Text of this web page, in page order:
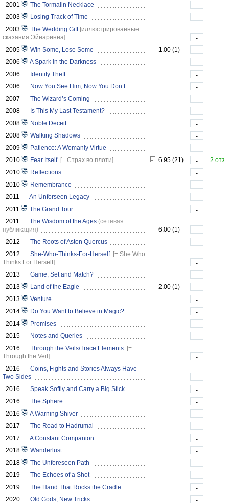
2001 The Tormalin Necklace
-
2003
Losing Track of Time
-
2003
The Wedding Gift [иллюстрированные
сказания Эйнаринна]
-
2005
Win Some, Lose Some 1.00 (1)
-
2006
A Spark in the Darkness
-
2006
Identify Theft
-
2006
Now You See Him, Now You Don’t
-
2007
The Wizard’s Coming
-
2008
Is This My Last Testament?
-
2008
Noble Deceit
-
2008
Walking Shadows
-
2009
Patience: A Womanly Virtue
-
2010
Fear Itself [= Страх во плоти] 6.95 (21) -
2 отз.
2010
Reflections
-
2010
Remembrance
-
2011
An Unforseen Legacy
-
2011
The Grand Tour
-
2011
The Wisdom of the Ages (сетевая
публикация)
6.00 (1)
-
2012
The Roots of Aston Quercus
-
2012
She-Who-Thinks-For-Herself [= She Who
Thinks For Herself]
-
2013
Game, Set and Match?
-
2013
Land of the Eagle 2.00 (1)
-
2013
Venture
-
2014
Do You Want to Believe in Magic?
-
2014
Promises
-
2015
Notes and Queries
-
2016
Through the Veils/Trace Elements [=
Through the Veil]
-
2016
Coins, Fights and Stories Always Have
Two Sides
-
2016
Speak Softly and Carry a Big Stick
-
2016
The Sphere
-
2016
A Warning Shiver
-
2017
The Road to Hadrumal
-
2017
A Constant Companion
-
2018
Wanderlust
-
2018
The Unforeseen Path
-
2019
The Echoes of a Shot
-
2019
The Hand That Rocks the Cradle
-
2020
Old Gods, New Tricks
-